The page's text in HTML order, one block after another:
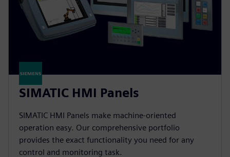
SIMATIC HMI Panels
SIMATIC HMI Panels make machine-oriented
operation easy. Our comprehensive portfolio
provides the exact functionality you need for any
control and monitoring task.